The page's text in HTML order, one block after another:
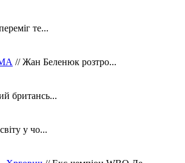
те...
// Жан Беленюк розтро...
британсь...
у чо...